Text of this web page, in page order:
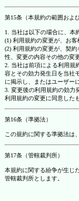
第15条（本規約の範囲およ
1. 当社は以下の場合に、本
(1) 利用規約の変更が、お客
(2) 利用規約の変更が、契
性、変更の内容その他の変
2. 当社は前項による利用規
容とその効力発生日を当社
に掲示し、またはユーザー
3. 変更後の利用規約の効力
利用規約の変更に同意した
第16条（準拠法）
この規約に関する準拠法は
第17条（管轄裁判所）
本規約に関する紛争が生じ
管轄裁判所とします。